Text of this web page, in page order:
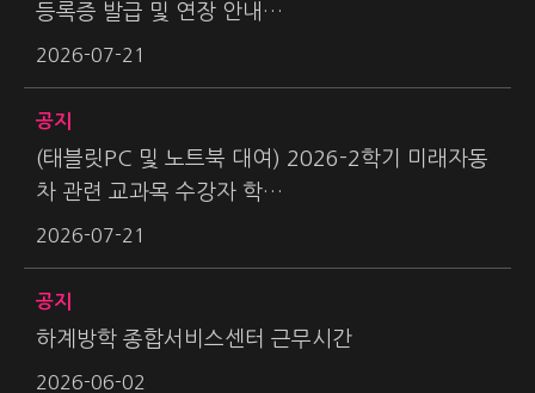
등록증 발급 및 연장 안내…
2026-07-21
공지
(태블릿PC 및 노트북 대여) 2026-2학기 미래자동
차 관련 교과목 수강자 학…
2026-07-21
공지
하계방학 종합서비스센터 근무시간
2026-06-02